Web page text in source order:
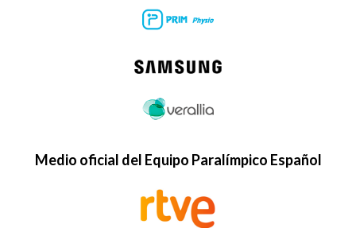
Medio oficial del Equipo Paralímpico Español